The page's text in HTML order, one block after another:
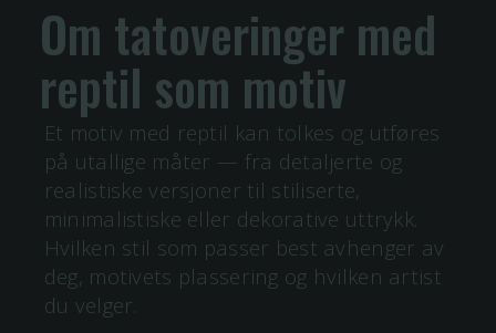
Om tatoveringer med
reptil som motiv
Et motiv med reptil kan tolkes og utføres
på utallige måter — fra detaljerte og
realistiske versjoner til stiliserte,
minimalistiske eller dekorative uttrykk.
Hvilken stil som passer best avhenger av
deg, motivets plassering og hvilken artist
du velger.